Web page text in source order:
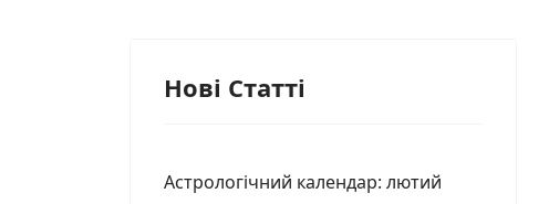
Нові Статті
Астрологічний календар: лютий